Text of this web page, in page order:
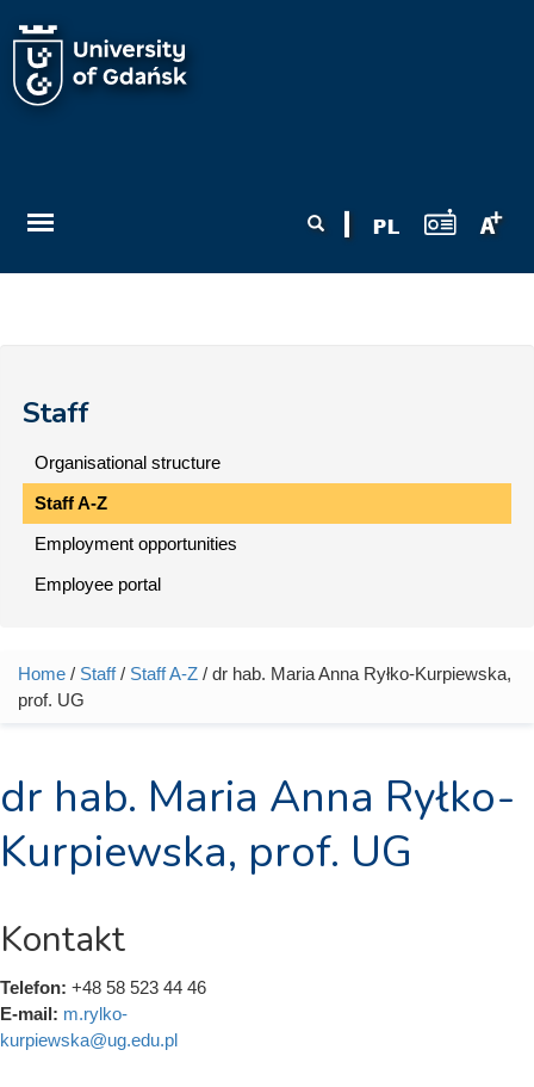
Staff
Organisational structure
Staff A-Z
Employment opportunities
Employee portal
You are here
Home / Staff/ Staff A-Z / dr hab. Maria Anna Ryłko-Kurpiewska,
prof. UG
dr hab. Maria Anna Ryłko-
Kurpiewska, prof. UG
Kontakt
Telefon: +48 58 523 44 46
E-mail: m.rylko-
kurpiewska@ug.edu.pl